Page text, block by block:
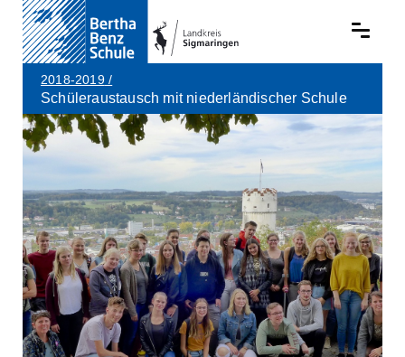
2018-2019/
Schüleraustausch mit niederländischer Schule